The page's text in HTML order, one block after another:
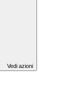
Vedi azioni